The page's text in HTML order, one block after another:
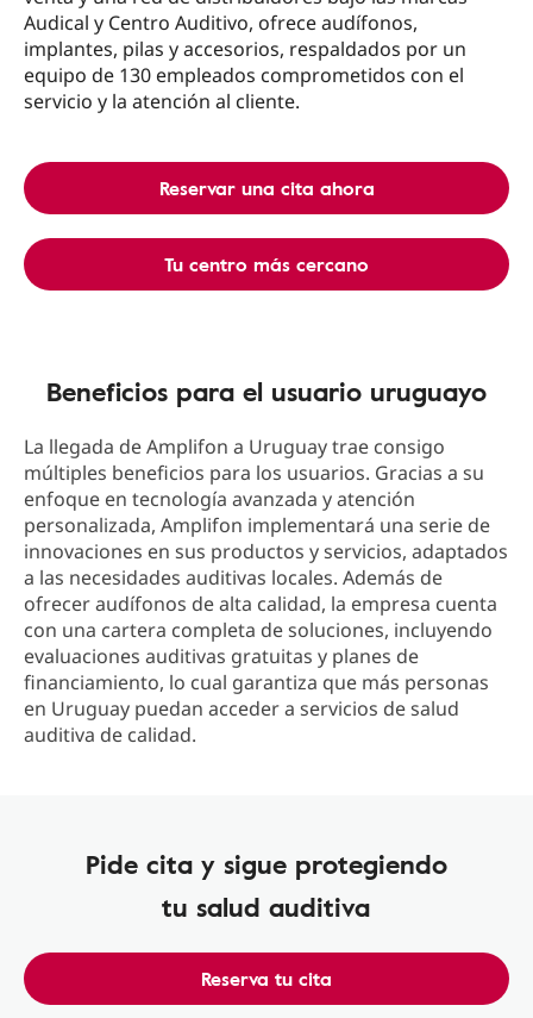
Audical y Centro Auditivo, ofrece audífonos,
implantes, pilas y accesorios, respaldados por un
equipo de 130 empleados comprometidos con el
servicio y la atención al cliente.
Reservar una cita ahora
Tu centro más cercano
Beneficios para el usuario uruguayo
La llegada de Amplifon a Uruguay trae consigo
múltiples beneficios para los usuarios. Gracias a su
enfoque en tecnología avanzada y atención
personalizada, Amplifon implementará una serie de
innovaciones en sus productos y servicios, adaptados
a las necesidades auditivas locales. Además de
ofrecer audífonos de alta calidad, la empresa cuenta
con una cartera completa de soluciones, incluyendo
evaluaciones auditivas gratuitas y planes de
financiamiento, lo cual garantiza que más personas
en Uruguay puedan acceder a servicios de salud
auditiva de calidad.
Pide cita y sigue protegiendo
tu salud auditiva
Reserva tu cita